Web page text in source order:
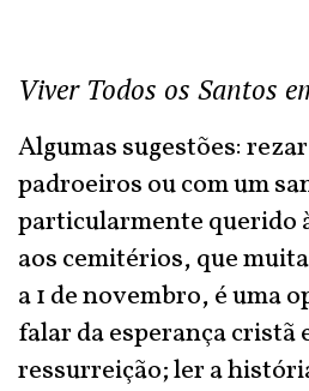
Viver Todos os Santos
Algumas sugestões:
padroeiros ou com um
particularmente querido
aos cemitérios, que
a 1 de novembro, é uma
falar da esperança cristã
ressurreição; ler a